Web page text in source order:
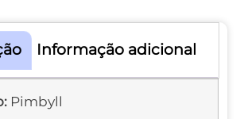
Informação adicional
Pimbyll